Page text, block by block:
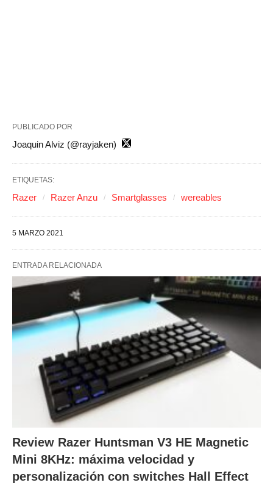
PUBLICADO POR
Joaquin Alviz (@rayjaken)
ETIQUETAS:
Razer Razer Anzu Smartglasses wereables
5 MARZO 2021
ENTRADA RELACIONADA
Review Razer Huntsman V3 HE Magnetic
Mini 8KHz: máxima velocidad y
personalización con switches Hall Effect